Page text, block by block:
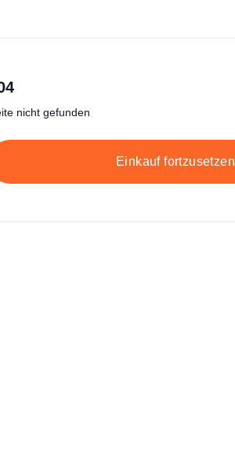
nicht gefunden
Einkauf fortzusetzen